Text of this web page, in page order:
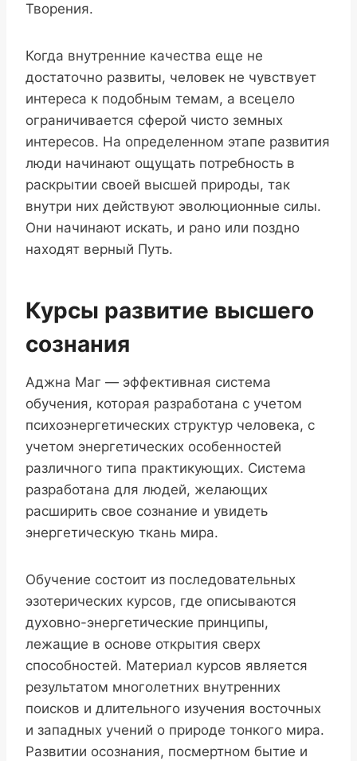
Творения.
Когда внутренние качества еще не
достаточно развиты, человек не чувствует
интереса к подобным темам, а всецело
ограничивается сферой чисто земных
интересов. На определенном этапе развития
люди начинают ощущать потребность в
раскрытии своей высшей природы, так
внутри них действуют эволюционные силы.
Они начинают искать, и рано или поздно
находят верный Путь.
Курсы развитие высшего
сознания
Аджна Маг — эффективная система
обучения, которая разработана с учетом
психоэнергетических структур человека, с
учетом энергетических особенностей
различного типа практикующих. Система
разработана для людей, желающих
расширить свое сознание и увидеть
энергетическую ткань мира.
Обучение состоит из последовательных
эзотерических курсов, где описываются
духовно-энергетические принципы,
лежащие в основе открытия сверх
способностей. Материал курсов является
результатом многолетних внутренних
поисков и длительного изучения восточных
и западных учений о природе тонкого мира.
Развитии осознания, посмертном бытие и